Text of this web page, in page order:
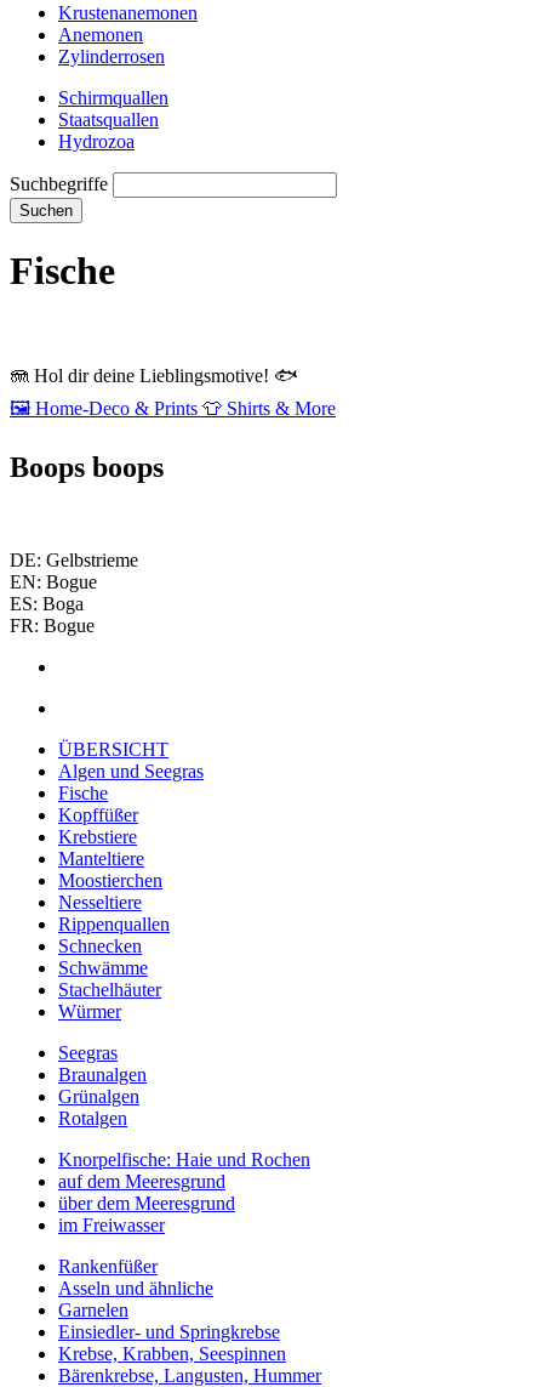
Krustenanemonen
Anemonen
Zylinderrosen
Schirmquallen
Staatsquallen
Hydrozoa
Suchbegriffe
Suchen
Fische
🪼 Hol dir deine Lieblingsmotive! 🐟
🖼️ Home‑Deco & Prints 👕 Shirts & More
Boops boops
DE: Gelbstrieme
EN: Bogue
ES: Boga
FR: Bogue
ÜBERSICHT
Algen und Seegras
Fische
Kopffüßer
Krebstiere
Manteltiere
Moostierchen
Nesseltiere
Rippenquallen
Schnecken
Schwämme
Stachelhäuter
Würmer
Seegras
Braunalgen
Grünalgen
Rotalgen
Knorpelfische: Haie und Rochen
auf dem Meeresgrund
über dem Meeresgrund
im Freiwasser
Rankenfüßer
Asseln und ähnliche
Garnelen
Einsiedler- und Springkrebse
Krebse, Krabben, Seespinnen
Bärenkrebse, Langusten, Hummer